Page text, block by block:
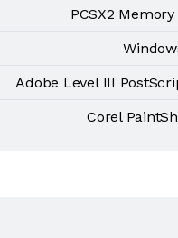
PCSX2
Adobe Level III
Corel